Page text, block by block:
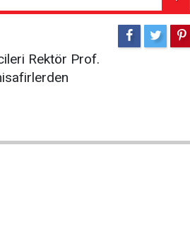
Rektör Prof.